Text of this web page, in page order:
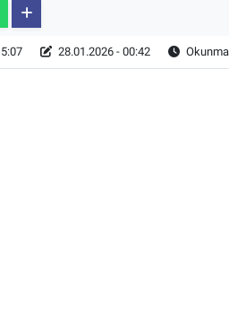
28.01.2026 - 00:42